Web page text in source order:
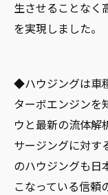
生させることなく
を実現しました。
◆ハウジングは車
ターボエンジンを
ウと最新の流体解
サージングに対す
のハウジングも日
こなっている信頼の